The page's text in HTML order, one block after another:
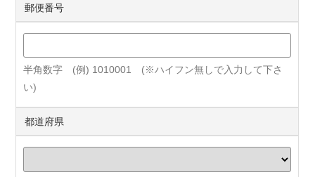
郵便番号
半角数字 (例) 1010001 (※ハイフン無しで入力して下さ
い)
都道府県